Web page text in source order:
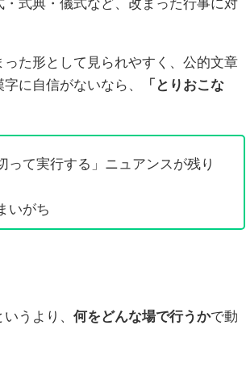
式典・儀式など、改まった行事に対
た形として見られやすく、公的文章
に自信がないなら、
「とりおこな
って実行する」ニュアンスが残り
いがち
うより、 何をどんな場で行うかで動